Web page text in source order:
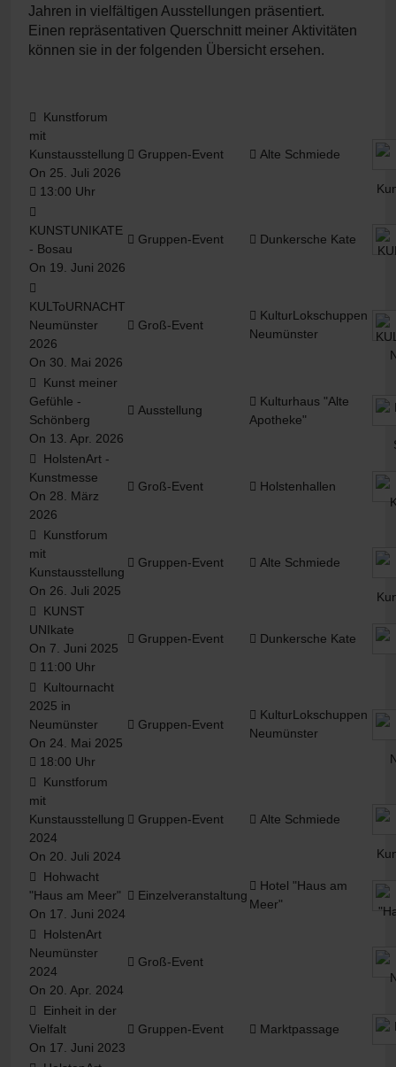
Jahren in vielfältigen Ausstellungen präsentiert.
Einen repräsentativen Querschnitt meiner Aktivitäten
können sie in der folgenden Übersicht ersehen.
Kunstforum
mit
Kunstausstellung
On 25. Juli 2026
13:00 Uhr
Gruppen-Event Alte Schmiede
KUNSTUNIKATE
- Bosau
On 19. Juni 2026
Gruppen-Event Dunkersche Kate
KULToURNACHT
Neumünster
2026
On 30. Mai 2026
Groß-Event
KulturLokschuppen
Neumünster
Kunst meiner
Gefühle -
Schönberg
On 13. Apr. 2026
Ausstellung
Kulturhaus "Alte
Apotheke"
HolstenArt -
Kunstmesse
On 28. März
2026
Groß-Event Holstenhallen
Kunstforum
mit
Kunstausstellung
On 26. Juli 2025
Gruppen-Event Alte Schmiede
KUNST
UNIkate
On 7. Juni 2025
11:00 Uhr
Gruppen-Event Dunkersche Kate
Kultournacht
2025 in
Neumünster
On 24. Mai 2025
18:00 Uhr
Gruppen-Event
KulturLokschuppen
Neumünster
Kunstforum
mit
Kunstausstellung
2024
On 20. Juli 2024
Gruppen-Event Alte Schmiede
Hohwacht
"Haus am Meer"
On 17. Juni 2024
Einzelveranstaltung
Hotel "Haus am
Meer"
HolstenArt
Neumünster
2024
On 20. Apr. 2024
Groß-Event
Einheit in der
Vielfalt
On 17. Juni 2023
Gruppen-Event Marktpassage